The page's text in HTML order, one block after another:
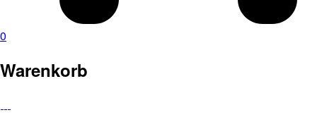
0
Warenkorb